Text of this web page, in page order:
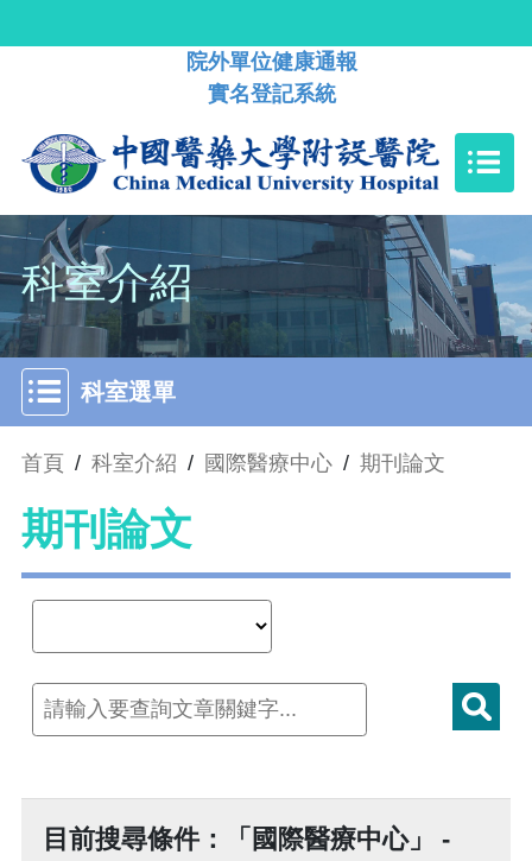
院外單位健康通報
實名登記系統
科室介紹
科室選單
首頁 / 科室介紹 / 國際醫療中心 / 期刊論文
期刊論文
目前搜尋條件：「國際醫療中心」 -